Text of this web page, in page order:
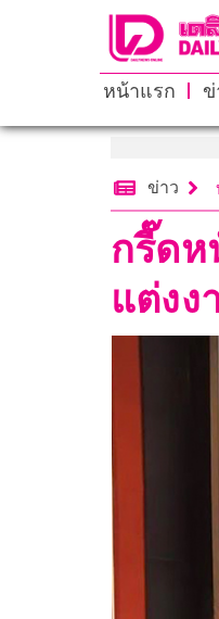
หน้าแรก ข่
ข่าว
กรี๊ดห
แต่งง